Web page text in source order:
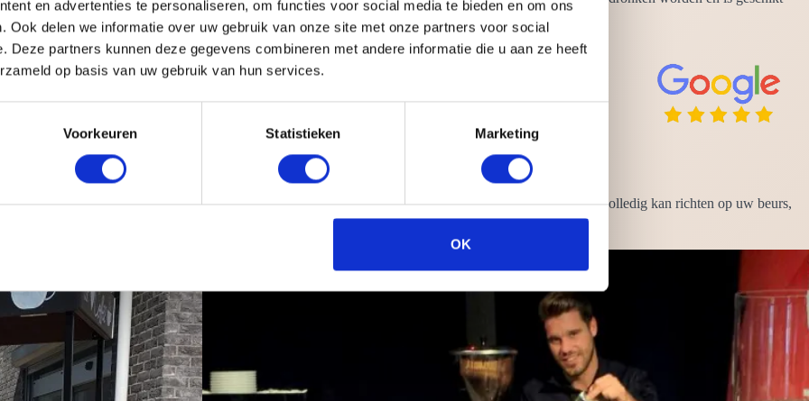
en advertenties te personaliseren, om functies voor social media te bieden en om ons
Ook delen we informatie over uw gebruik van onze site met onze partners voor social
Deze partners kunnen deze gegevens combineren met andere informatie die u aan ze heeft
op basis van uw gebruik van hun services.
Voorkeuren Statistieken Marketing
OK
nodig
art
werkbank, koffiefiets en koffie tuk tuk
Wij zorgen ervoor dat alles van A tot Z is geregeld. Wij nemen uw zorgen uit handen zodat u zich volledig kan richten op uw beurs,
Het is mogelijk uw naam of logo op de voorzijde van de koffiebar af te beelden!